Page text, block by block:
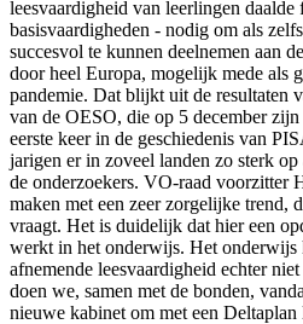
leesvaardigheid van leerlingen
basisvaardigheden - nodig om als
succesvol te kunnen deelnemen aan
door heel Europa, mogelijk mede als
pandemie. Dat blijkt uit de resultaten
van de OESO, die op 5 december
eerste keer in de geschiedenis van
jarigen er in zoveel landen zo sterk
de onderzoekers. VO-raad voorzitter
maken met een zeer zorgelijke trend,
vraagt. Het is duidelijk dat hier een
werkt in het onderwijs. Het onderwijs
afnemende leesvaardigheid echter
doen we, samen met de bonden,
nieuwe kabinet om met een Deltaplan